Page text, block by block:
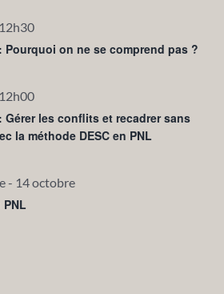
12h30
Pourquoi on ne se comprend pas ?
12h00
Gérer les conflits et recadrer sans
la méthode DESC en PNL
- 14 octobre